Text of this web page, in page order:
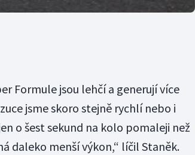
Formule jsou lehčí a generují více
jsme skoro stejně rychlí nebo i
o šest sekund na kolo pomaleji než
daleko menší výkon,“ líčil Staněk.